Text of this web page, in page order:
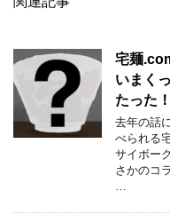
宅麺
いまく
たった！
去年の話
べられる
サイボー
さかのコ